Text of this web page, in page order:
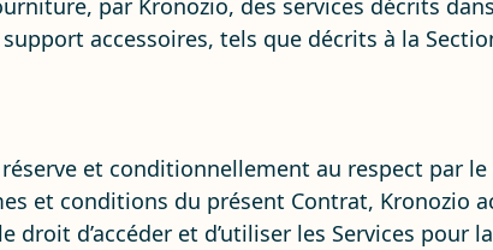
par Kronozio, des services décrits
accessoires, tels que décrits à la
réserve et conditionnellement au respect par le
et conditions du présent Contrat, Kronozio
droit d’accéder et d’utiliser les Services pour